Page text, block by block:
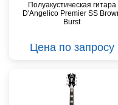
Полуакустическая гитара
D'Angelico Premier SS
Burst
Цена по запросу